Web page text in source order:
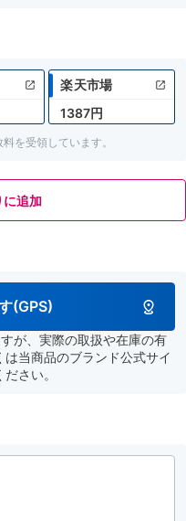
楽天市場
1387円
を受領しています。
に追加
(GPS)
が、実際の取扱や在庫の有
当商品のブランド公式サイ
さい。